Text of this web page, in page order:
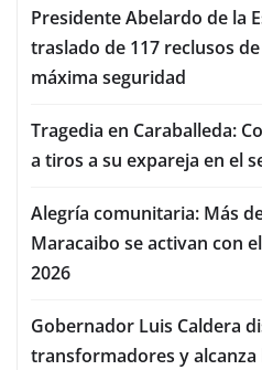
Presidente Abelardo de la
traslado de 117 reclusos
máxima seguridad
Tragedia en Caraballeda:
a tiros a su expareja en el
Alegría comunitaria: Más
Maracaibo se activan con
2026
Gobernador Luis Caldera
transformadores y